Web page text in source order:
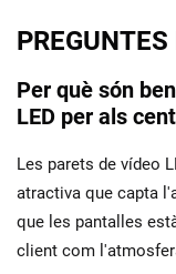
Per què són
LED per als
Les parets de vídeo
atractiva que capta
que les pantalles
client com